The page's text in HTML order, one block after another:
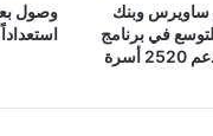
وبنك
في برنامج
وصول